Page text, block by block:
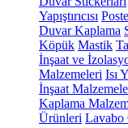
Yapıştırıcısı
Duvar Kaplama
Köpük Mastik
İnşaat ve
Malzemeleri Isı
İnşaat
Kaplama
Ürünleri Lavabo